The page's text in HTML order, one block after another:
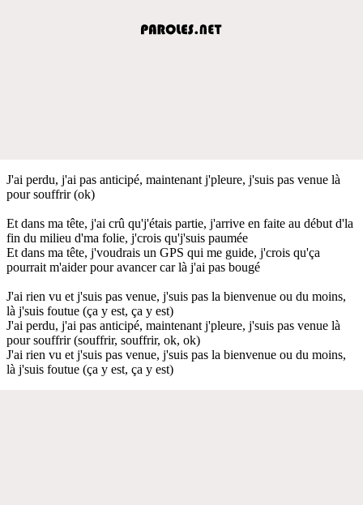
J'ai perdu, j'ai pas anticipé, maintenant j'pleure, j'suis pas venue là
pour souffrir (ok)
Et dans ma tête, j'ai crû qu'j'étais partie, j'arrive en faite au début d'la
fin du milieu d'ma folie, j'crois qu'j'suis paumée
Et dans ma tête, j'voudrais un GPS qui me guide, j'crois qu'ça
pourrait m'aider pour avancer car là j'ai pas bougé
J'ai rien vu et j'suis pas venue, j'suis pas la bienvenue ou du moins,
là j'suis foutue (ça y est, ça y est)
J'ai perdu, j'ai pas anticipé, maintenant j'pleure, j'suis pas venue là
pour souffrir (souffrir, souffrir, ok, ok)
J'ai rien vu et j'suis pas venue, j'suis pas la bienvenue ou du moins,
là j'suis foutue (ça y est, ça y est)